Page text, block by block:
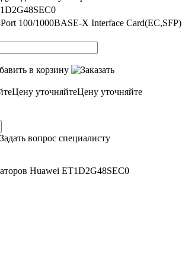
100/1000BASE-X Interface Card(EC,SFP)
в корзину
Цену уточняйтеЦену уточняйте
Huawei ET1D2G48SEC0